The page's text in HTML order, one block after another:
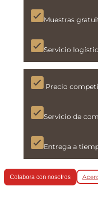
Muestras
Servicio
Precio
Servicio de
Entrega a
Colabora con nosotros